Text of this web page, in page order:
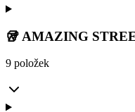
🥡 AMAZING
9 položek